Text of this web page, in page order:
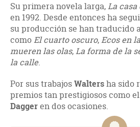
Su primera novela larga,La
en 1992. Desde entonces ha
su producción se han traducido
comoEl cuarto oscuro,Ecos en
mueren las olas,La forma de la
la calle.
Por sus trabajosWaltersha sido
premios tan prestigiosos como el
Daggeren dos ocasiones.